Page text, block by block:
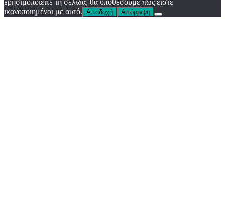
χρησιμοποιείτε τη σελίδα, θα υποθέσουμε πως είστε
ικανοποιημένοι με αυτό. Αποδοχή Απόρριψη